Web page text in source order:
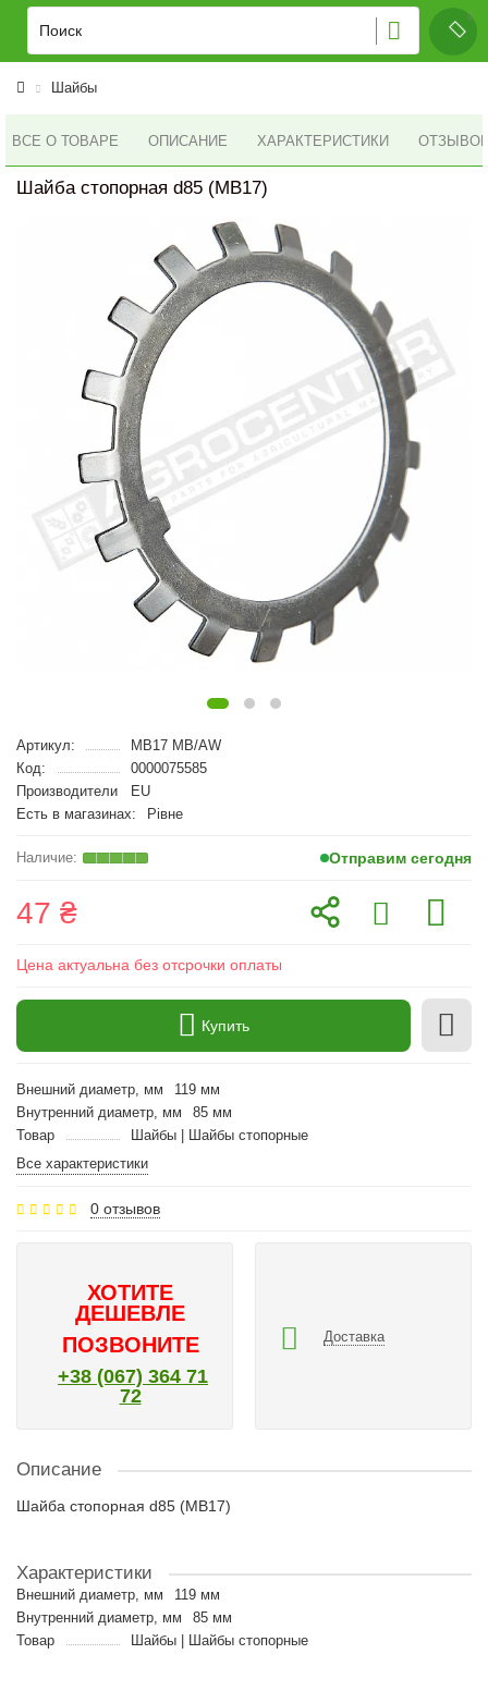
Шайбы
ВСЕ О ТОВАРЕ ОПИСАНИЕ ХАРАКТЕРИСТИКИ ОТЗЫВОВ
Шайба стопорная d85 (MB17)
Артикул:
MB17 MB/AW
Код:
0000075585
Производители
EU
Есть в магазинах:
Рівне
Отправим сегодня
47 ₴
Цена актуальна без отсрочки оплаты
Купить
Внешний диаметр, мм
119 мм
Внутренний диаметр, мм
85 мм
Товар
Шайбы | Шайбы стопорные
Все характеристики
0 отзывов
ХОТИТЕ
ДЕШЕВЛЕ
ПОЗВОНИТЕ
+38 (067) 364 71
72
Доставка
Описание
Шайба стопорная d85 (MB17)
Характеристики
Внешний диаметр, мм
119 мм
Внутренний диаметр, мм
85 мм
Товар
Шайбы | Шайбы стопорные